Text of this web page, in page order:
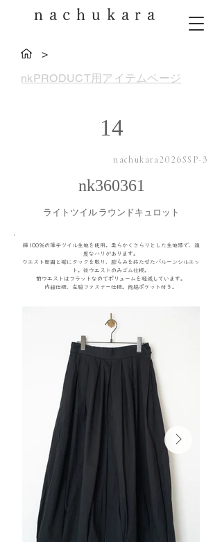
nachukara
>
nkPRODUCT用アイテムページ
14
nachukara2026SSP-3
nk360361
ライトツイル ラウンドキュロット
綿100％の薄手ツイル生地を使用。柔らかくさらりとした生地感で、適
度なハリがあります。
ウエスト周囲と裾にタックを取り、膨らみを持たせたバルーンシルエッ
ト。後ウエストのみゴム仕様。
前ウエストはフラットなのでボリュームを軽減しています。
内紐仕様、左脇ファスナー仕様。両脇ポケット付き。